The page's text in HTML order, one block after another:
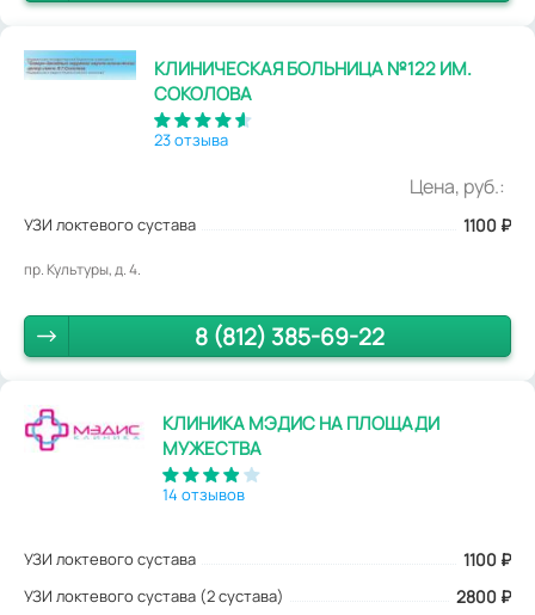
КЛИНИЧЕСКАЯ БОЛЬНИЦА №122 ИМ.
СОКОЛОВА
23 отзыва
Цена, руб.:
УЗИ локтевого сустава 1100 ₽
пр. Культуры, д. 4.
8 (812) 385-69-22
КЛИНИКА МЭДИС НА ПЛОЩАДИ
МУЖЕСТВА
14 отзывов
УЗИ локтевого сустава 1100 ₽
УЗИ локтевого сустава (2 сустава) 2800 ₽